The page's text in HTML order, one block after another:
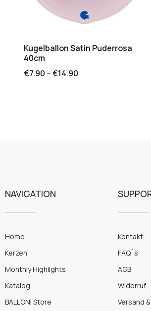
Kugelballon Satin Puderrosa
40cm
€7.90 –€14.90
NAVIGATION
Home
Kerzen
Monthly Highlights
Katalog
BALLONI Store
Kontakt
FAQ´s
AGB
Widerruf
Versand